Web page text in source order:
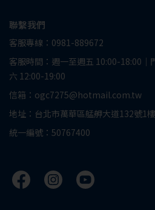
聯繫我們
客服專線：0981-889672
客服時間：週一至週五 10:00-18:00｜
六 12:00-19:00
信箱：ogc7275@hotmail.com.tw
地址：台北市萬華區艋舺大道132號1樓
統一編號：50767400